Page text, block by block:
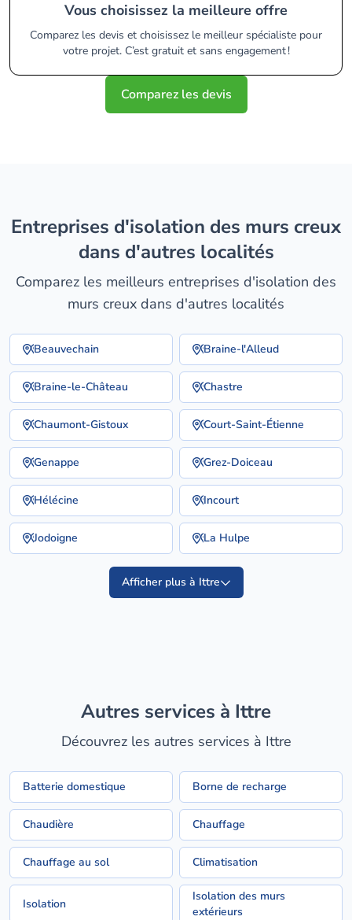
Vous choisissez la meilleure offre
Comparez les devis et choisissez le meilleur spécialiste pour
votre projet. C’est gratuit et sans engagement !
Comparez les devis
entreprises d'isolation des murs creux
dans d'autres localités
Comparez les meilleurs entreprises d'isolation des
murs creux dans d'autres localités
Beauvechain Braine-l'Alleud
Braine-le-Château Chastre
Chaumont-Gistoux Court-Saint-Étienne
Genappe Grez-Doiceau
Hélécine Incourt
Jodoigne La Hulpe
Afficher plus à Ittre
Autres services à Ittre
Découvrez les autres services à Ittre
Batterie domestique Borne de recharge
Chaudière Chauffage
Chauffage au sol Climatisation
Isolation
Isolation des murs
extérieurs